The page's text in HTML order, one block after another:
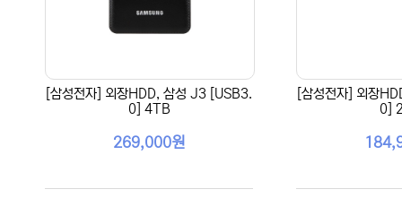
[삼성전자] 외장HDD, 삼성 J3 [USB3.
0] 4TB
269,000원
[삼성전자] 외장
0]